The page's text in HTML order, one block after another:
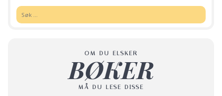
OM DU ELSKER
BØKER
MÅ DU LESE DISSE